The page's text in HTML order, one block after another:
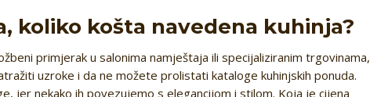
koliko košta navedena kuhinja?
primjerak u salonima namještaja ili specijaliziranim trgovinama,
uzroke i da ne možete prolistati kataloge kuhinjskih ponuda.
jer nekako ih povezujemo s elegancijom i stilom. Koja je cijena